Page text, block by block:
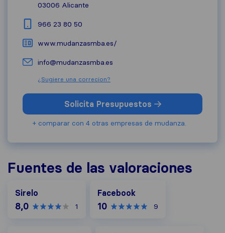
03006 Alicante
966 23 80 50
www.mudanzasmba.es/
info@mudanzasmba.es
¿Sugiere una correcion?
Solicita Presupuestos
+ comparar con 4 otras empresas de mudanza.
Fuentes de las valoraciones
Sirelo
8,0 1
Facebook
10 9